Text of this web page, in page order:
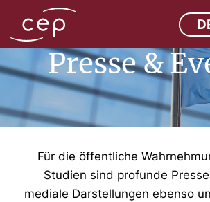
Presse &
Für die öffentliche
Studien sind profunde
mediale Darstellungen ebenso